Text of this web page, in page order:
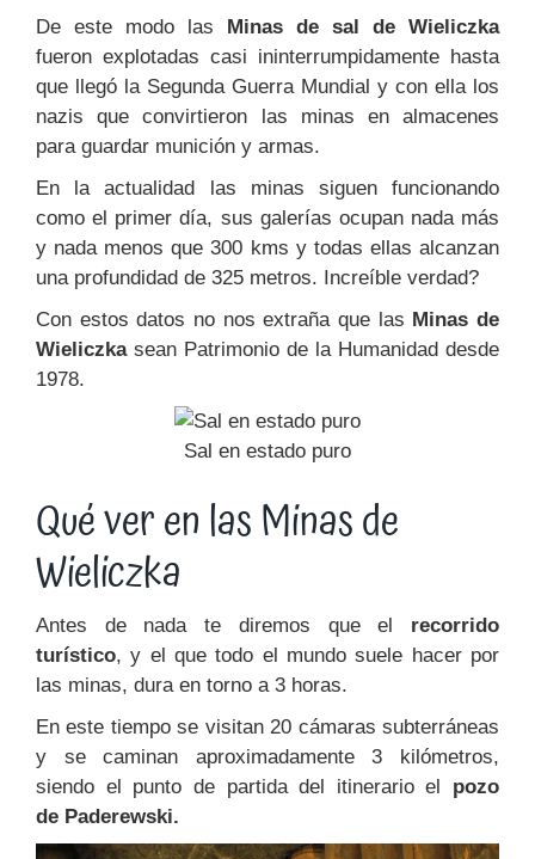
De este modo las Minas de sal de Wieliczka
fueron explotadas casi ininterrumpidamente hasta
que llegó la Segunda Guerra Mundial y con ella los
nazis que convirtieron las minas en almacenes
para guardar munición y armas.
En la actualidad las minas siguen funcionando
como el primer día, sus galerías ocupan nada más
y nada menos que 300 kms y todas ellas alcanzan
una profundidad de 325 metros. Increíble verdad?
Con estos datos no nos extraña que las Minas de
Wieliczkasean Patrimonio de la Humanidad desde
1978.
Sal en estado puro
Qué ver en las Minas de
Wieliczka
Antes de nada te diremos que el recorrido
turístico, y el que todo el mundo suele hacer por
las minas, dura en torno a 3 horas.
En este tiempo se visitan 20 cámaras subterráneas
y se caminan aproximadamente 3 kilómetros,
siendo el punto de partida del itinerario el pozo
de Paderewski.